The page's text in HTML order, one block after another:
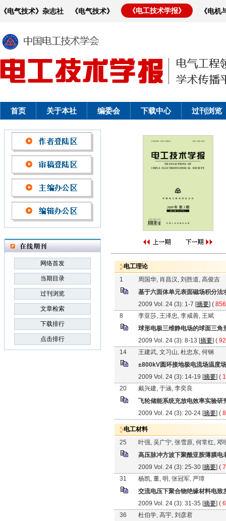
《电气技术》杂志社 《电气技术》 《电工技术学报》 《电
首页 关于本社 编委会 下载中心 过刊浏览
网络首发
当期目录
过刊浏览
文章检索
下载排行
点击排行
电工理论
1
周国华, 肖昌汉, 刘胜道, 高俊吉
基于六面体单元表面磁场积分法
2009 Vol. 24 (3): 1-7 [摘要] ( 856
8
李亚莎, 王泽忠, 李咸善, 王斌
球形电极三维静电场的球面三角
2009 Vol. 24 (3): 8-13 [摘要] (
14
王建武, 文习山, 杜忠东, 何钢
±800kV圆环接地极电流场温度
2009 Vol. 24 (3): 14-19 [摘要] (
20
戴兴建, 于涵, 李奕良
飞轮储能系统充放电效率实验研
2009 Vol. 24 (3): 20-24 [摘要] (
电工材料
25
叶强, 吴广宁, 张雪原, 何常红, 邓
高压脉冲方波下聚酰亚胺薄膜电
2009 Vol. 24 (3): 25-30 [摘要] (
31
杨凯, 董, 明, 张冠军, 严璋
交流电压下聚合物绝缘材料电致
2009 Vol. 24 (3): 31-35 [摘要] (
36
杜伯学, 高宇, 刘彦君